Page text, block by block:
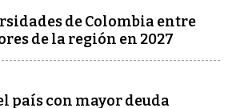
de Colombia entre
de la región en 2027
país con mayor deuda